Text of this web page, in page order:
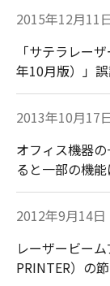
2015年12月11
「サテラレー
年10月版）」
2013年10月17
オフィス機器
ると一部の機
2012年9月14日
レーザービー
PRINTER）の